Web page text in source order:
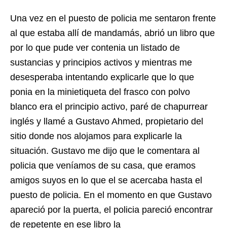
Una vez en el puesto de policia me sentaron frente
al que estaba allí de mandamás, abrió un libro que
por lo que pude ver contenia un listado de
sustancias y principios activos y mientras me
desesperaba intentando explicarle que lo que
ponia en la minietiqueta del frasco con polvo
blanco era el principio activo, paré de chapurrear
inglés y llamé a Gustavo Ahmed, propietario del
sitio donde nos alojamos para explicarle la
situación. Gustavo me dijo que le comentara al
policia que veníamos de su casa, que eramos
amigos suyos en lo que el se acercaba hasta el
puesto de policia. En el momento en que Gustavo
apareció por la puerta, el policia pareció encontrar
de repetente en ese libro la